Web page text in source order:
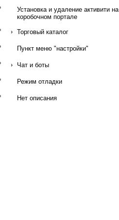
Установка и удаление активити на
коробочном портале
Торговый каталог
Пункт меню "настройки"
Чат и боты
Режим отладки
Нет описания